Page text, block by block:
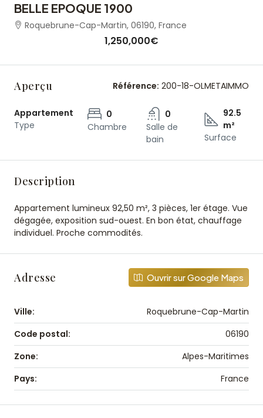
BELLE EPOQUE 1900
Roquebrune-Cap-Martin, 06190, France
1,250,000€
Aperçu Référence: 200-18-OLMETAIMMO
Appartement
Type
0
Chambre
0
Salle de
bain
92.5
m²
Surface
Description
Appartement lumineux 92,50 m², 3 pièces, 1er étage. Vue
dégagée, exposition sud-ouest. En bon état, chauffage
individuel. Proche commodités.
Adresse Ouvrir sur Google Maps
Ville:
Roquebrune-Cap-Martin
Code postal:
06190
Zone:
Alpes-Maritimes
Pays:
France